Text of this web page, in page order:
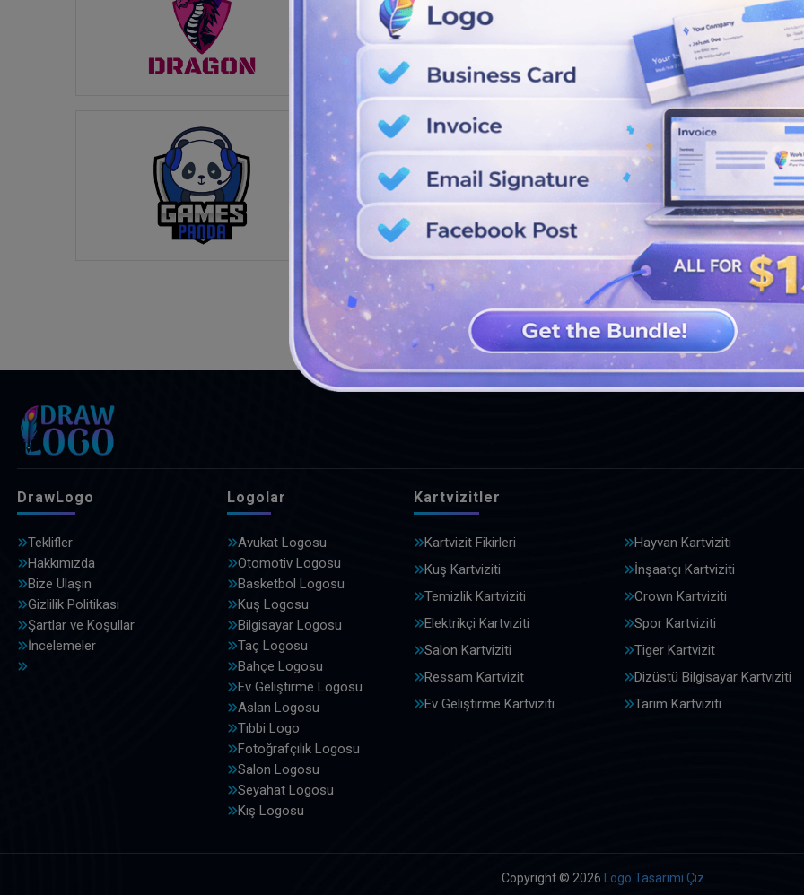
DAHA FAZLA TASARIM GÖRÜN
DrawLogo
Teklifler
Hakkımızda
Bize Ulaşın
Gizlilik Politikası
Şartlar ve Koşullar
İncelemeler
Logolar
Avukat Logosu
Otomotiv Logosu
Basketbol Logosu
Kuş Logosu
Bilgisayar Logosu
Taç Logosu
Bahçe Logosu
Ev Geliştirme Logosu
Aslan Logosu
Tıbbi Logo
Fotoğrafçılık Logosu
Salon Logosu
Seyahat Logosu
Kış Logosu
Kartvizitler
Kartvizit Fikirleri
Hayvan Kartviziti
Kuş Kartviziti
İnşaatçı Kartviziti
Temizlik Kartviziti
Crown Kartviziti
Elektrikçi Kartviziti
Spor Kartviziti
Salon Kartviziti
Tiger Kartvizit
Ressam Kartvizit
Dizüstü Bilgisayar Kartviziti
Ev Geliştirme Kartviziti
Tarım Kartviziti
Copyright © 2026 Logo Tasarımı Çiz